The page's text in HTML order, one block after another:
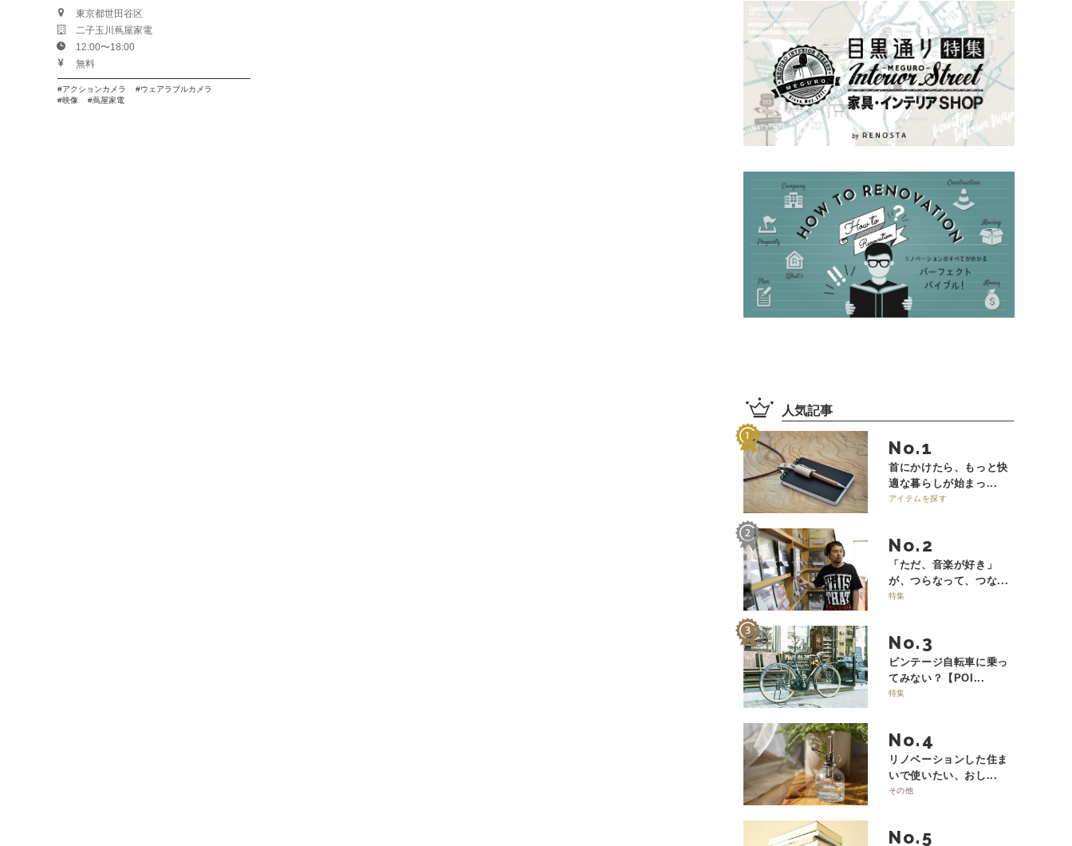
SONYアクションカム、
Panasonicウェアラブルカメ
ラを体験しよう～
東京都世田谷区
二子玉川蔦屋家電
12:00〜18:00
無料
アクションカメラ
ウェアラブルカメラ
映像
蔦屋家電
人気記事
No.
首にかけたら、もっと快
適な暮らしが始まっ...
アイテムを探す
No.
「ただ、音楽が好き」
が、つらなって、つな...
特集
No.
ビンテージ自転車に乗っ
てみない？【POI...
特集
No.
リノベーションした住ま
いで使いたい、おし...
その他
No.